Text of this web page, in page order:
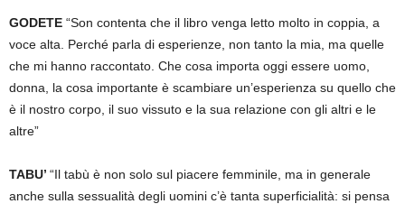
GODETE “Son contenta che il libro venga letto molto in coppia, a
voce alta. Perché parla di esperienze, non tanto la mia, ma quelle
che mi hanno raccontato. Che cosa importa oggi essere uomo,
donna, la cosa importante è scambiare un’esperienza su quello che
è il nostro corpo, il suo vissuto e la sua relazione con gli altri e le
altre”
TABU’ “Il tabù è non solo sul piacere femminile, ma in generale
anche sulla sessualità degli uomini c’è tanta superficialità: si pensa